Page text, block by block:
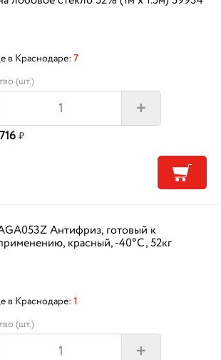
в Краснодаре: 7
(шт.)
+
₽
Антифриз, готовый к
красный, -40°С, 52кг
в Краснодаре: 1
(шт.)
+